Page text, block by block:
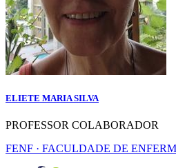
ELIETE MARIA SILVA
PROFESSOR COLABORADOR
FENF · FACULDADE DE